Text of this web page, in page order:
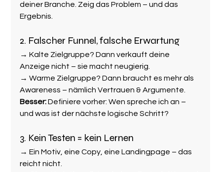
deiner Branche. Zeig das Problem – und das
Ergebnis.
2. Falscher Funnel, falsche Erwartung
→ Kalte Zielgruppe? Dann verkauft deine
Anzeige nicht – sie macht neugierig.
→ Warme Zielgruppe? Dann braucht es mehr als
Awareness – nämlich Vertrauen & Argumente.
Besser: Definiere vorher: Wen spreche ich an –
und was ist der nächste logische Schritt?
3. Kein Testen = kein Lernen
→ Ein Motiv, eine Copy, eine Landingpage – das
reicht nicht.